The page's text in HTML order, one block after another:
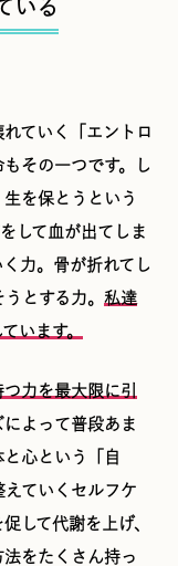
いる
ていく「エントロ
その一つです。し
を保とうという
して血が出てしま
力。骨が折れてし
うとする力。私達
います。
力を最大限に引
よって普段あま
心という「自
ていくセルフケ
して代謝を上げ、
をたくさん持っ